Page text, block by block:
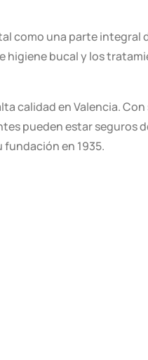
como una parte integral
higiene bucal y los
calidad en Valencia.
pueden estar seguros
en 1935.